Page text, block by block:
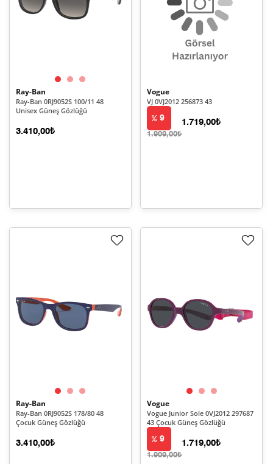
Ray-Ban
Ray-Ban 0RJ9052S 100/11 48
Unisex Güneş Gözlüğü
3.410,00₺
Vogue
VJ 0VJ2012 256873 43
9
1.909,00₺
1.719,00₺
Ray-Ban
Ray-Ban 0RJ9052S 178/80 48
Çocuk Güneş Gözlüğü
3.410,00₺
Vogue
Vogue Junior Sole 0VJ2012 297687
43 Çocuk Güneş Gözlüğü
9
1.909,00₺
1.719,00₺